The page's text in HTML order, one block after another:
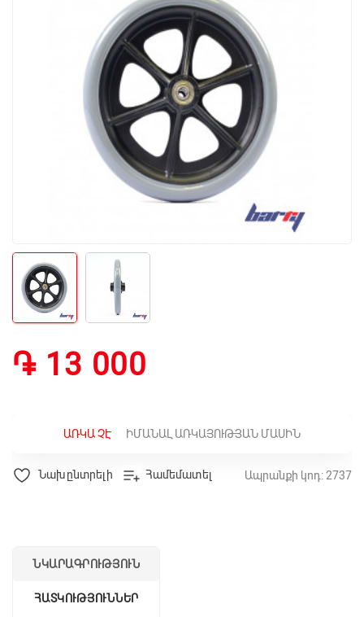
֏ 13 000
ԱՌԿԱ ՉԷ ԻՄԱՆԱԼ ԱՌԿԱՅՈՒԹՅԱՆ ՄԱՍԻՆ
Նախընտրելի Համեմատել Ապրանքի կոդ: 2737
ՆԿԱՐԱԳՐՈՒԹՅՈՒՆ
ՀԱՏԿՈՒԹՅՈՒՆՆԵՐ